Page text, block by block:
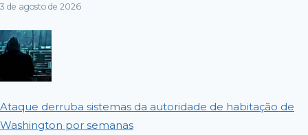
3 de agosto de 2026
Ataque derruba sistemas da autoridade de habitação de
Washington por semanas